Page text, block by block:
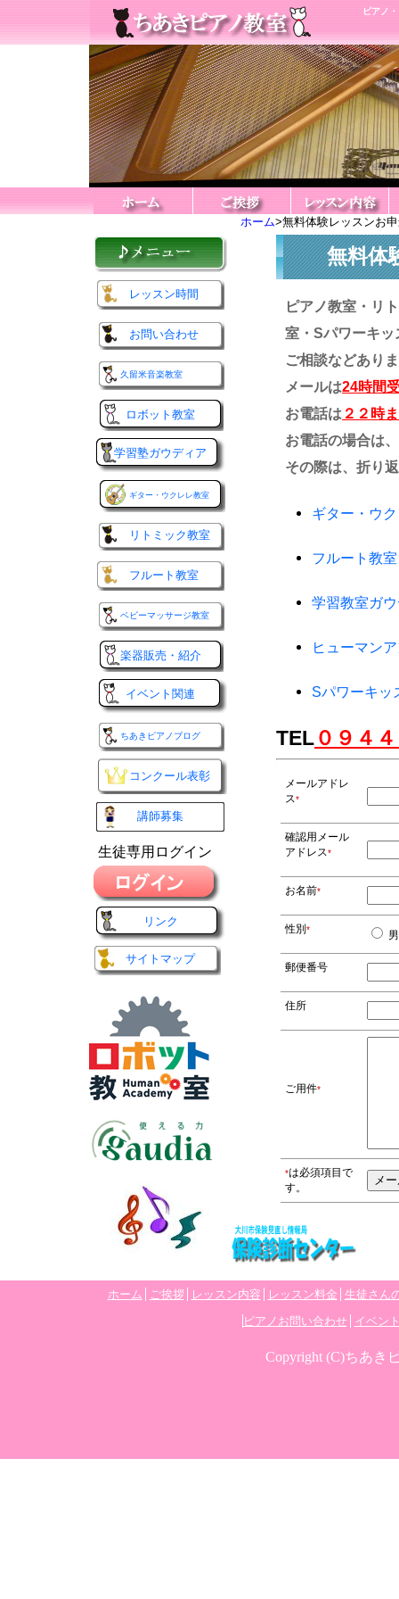
ピアノ
レッスン時間
お問い合わせ
久留米音楽教室
ロボット教室
学習塾ガウディア
ギター・ウクレレ教室
リトミック教室
フルート教室
ベビーマッサージ教室
楽器販売・紹介
イベント関連
ちあきピアノブログ
コンクール表彰
講師募集
生徒専用ログイン
リンク
サイトマップ
ホーム>無料体験レッスンお
無料体
ピアノ教室・リ
室・Sパワーキ
ご相談などあり
メールは24時間
お電話は ２２時
お電話の場合は
その際は、折り
ギター・ウ
フルート教室
学習教室ガ
ヒューマン
Sパワーキッ
TEL ０９４
メールアドレ
ス*
確認用メール
アドレス*
お名前*
性別 *
郵便番号
住所
ご用件*
*は必須項目で
す。
ホーム ご挨拶 レッスン内容 レッスン料金 生徒さん
ピアノお問い合わせ
イベン
Copyright (C)ちあき